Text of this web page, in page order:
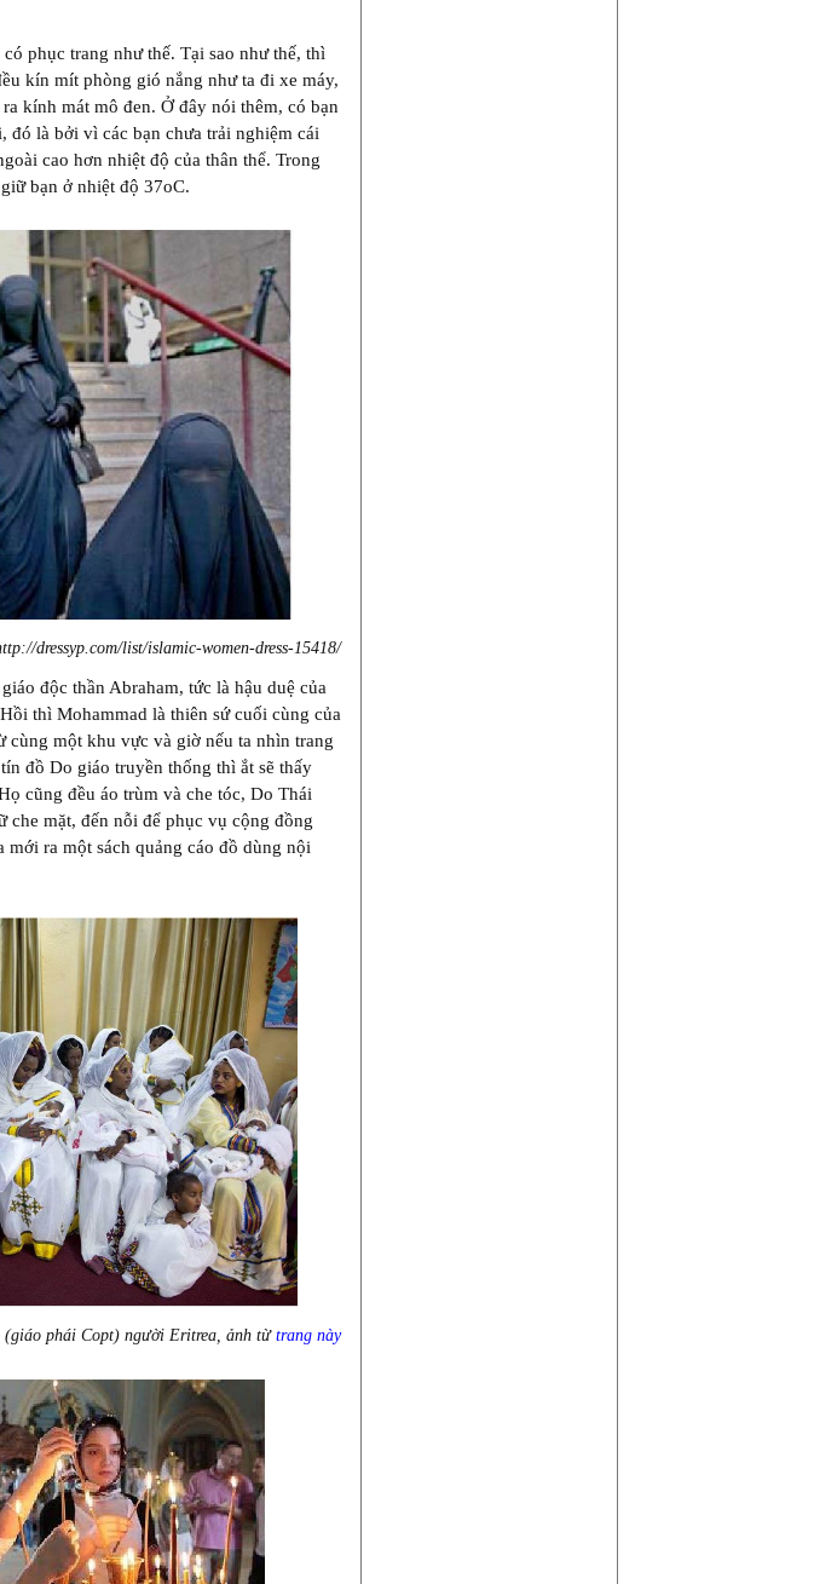
phục trang như thế. Tại sao như thế, thì
kín mít phòng gió nắng như ta đi xe máy,
kính mát mô đen. Ở đây nói thêm, có bạn
là bởi vì các bạn chưa trải nghiệm cái
cao hơn nhiệt độ của thân thể. Trong
bạn ở nhiệt độ 37oC.
dressyp.com/list/islamic-women-dress-15418/
độc thần Abraham, tức là hậu duệ của
thì Mohammad là thiên sứ cuối cùng của
cùng một khu vực và giờ nếu ta nhìn trang
đồ Do giáo truyền thống thì ắt sẽ thấy
cũng đều áo trùm và che tóc, Do Thái
che mặt, đến nỗi để phục vụ cộng đồng
ra một sách quảng cáo đồ dùng nội
(giáo phái Copt) người Eritrea, ảnh từ trang này